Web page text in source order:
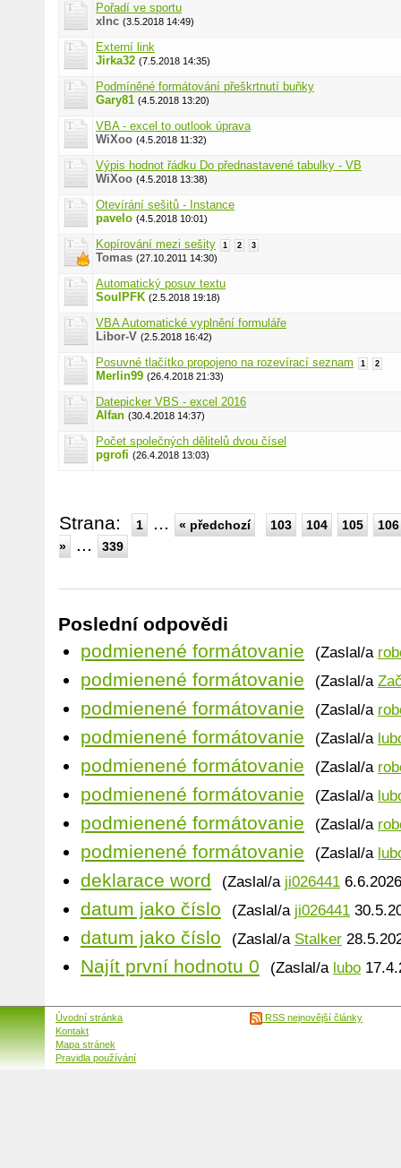
Pořadí ve sportu
xlnc (3.5.2018 14:49)
Externí link
Jirka32 (7.5.2018 14:35)
Podmíněné formátování přeškrtnutí buňky
Gary81 (4.5.2018 13:20)
VBA - excel to outlook úprava
WiXoo (4.5.2018 11:32)
Výpis hodnot řádku Do přednastavené tabulky - VB
WiXoo (4.5.2018 13:38)
Otevírání sešitů - Instance
pavelo (4.5.2018 10:01)
Kopírování mezi sešity 1 2 3
Tomas (27.10.2011 14:30)
Automatický posuv textu
SoulPFK (2.5.2018 19:18)
VBA Automatické vyplnění formuláře
Libor-V (2.5.2018 16:42)
Posuvné tlačítko propojeno na rozevírací seznam 1 2
Merlin99 (26.4.2018 21:33)
Datepicker VBS - excel 2016
Alfan (30.4.2018 14:37)
Počet společných dělitelů dvou čísel
pgrofi (26.4.2018 13:03)
Strana: 1 ... « předchozí 103 104 105
106
»
... 339
Poslední odpovědi
podmienené formátovanie
(Zaslal/a
podmienené formátovanie (Zaslal/a
podmienené formátovanie (Zaslal/a
podmienené formátovanie (Zaslal/a
podmienené formátovanie (Zaslal/a
podmienené formátovanie (Zaslal/a
podmienené formátovanie (Zaslal/a
podmienené formátovanie (Zaslal/a
deklarace word (Zaslal/a ji026441
datum jako číslo (Zaslal/a ji026441
datum jako číslo (Zaslal/a Stalker
Najít první hodnotu 0 (Zaslal/a lubo
Úvodní stránka
Kontakt
Mapa stránek
Pravidla používání
RSS nejnovější články